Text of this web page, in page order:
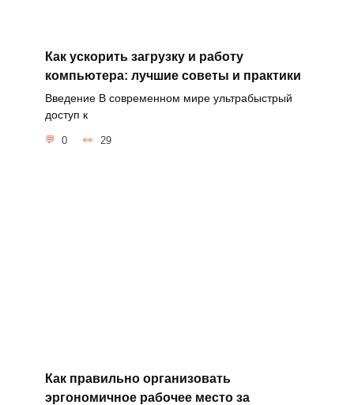
Как ускорить загрузку и работу
компьютера: лучшие советы и практики
Введение В современном мире ультрабыстрый
доступ к
0 29
Как правильно организовать
эргономичное рабочее место за